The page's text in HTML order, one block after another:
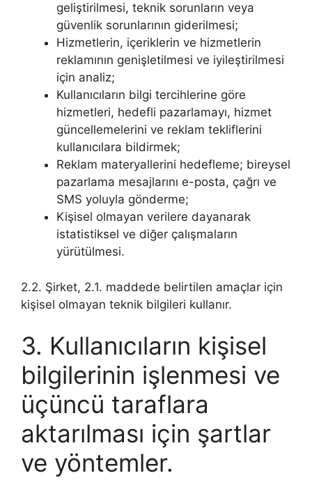
geliştirilmesi, teknik sorunların veya
güvenlik sorunlarının giderilmesi;
Hizmetlerin, içeriklerin ve hizmetlerin
reklamının genişletilmesi ve iyileştirilmesi
için analiz;
Kullanıcıların bilgi tercihlerine göre
hizmetleri, hedefli pazarlamayı, hizmet
güncellemelerini ve reklam tekliflerini
kullanıcılara bildirmek;
Reklam materyallerini hedefleme; bireysel
pazarlama mesajlarını e-posta, çağrı ve
SMS yoluyla gönderme;
Kişisel olmayan verilere dayanarak
istatistiksel ve diğer çalışmaların
yürütülmesi.
2.2. Şirket, 2.1. maddede belirtilen amaçlar için
kişisel olmayan teknik bilgileri kullanır.
3. Kullanıcıların kişisel
bilgilerinin işlenmesi ve
üçüncü taraflara
aktarılması için şartlar
ve yöntemler.